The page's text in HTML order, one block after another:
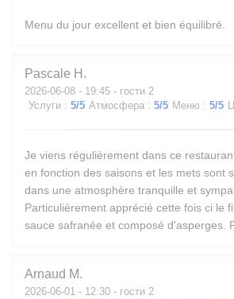
Menu du jour excellent et bien équilibré.
Pascale H
2026-06-08 - 19:45 - гости 2
Услуги : 5/5 Атмосфера : 5/5 Меню : 5/5
Je viens régulièrement dans ce
en fonction des saisons et les mets sont
dans une atmosphère tranquille et
Particulièrement apprécié cette fois ci le
sauce safranée et composé d'asperges.
Arnaud M
2026-06-01 - 12:30 - гости 2